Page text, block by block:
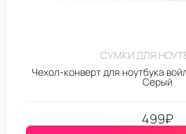
СУМКИ ДЛЯ
Чехол-конверт для ноутбука
Серый
499₽